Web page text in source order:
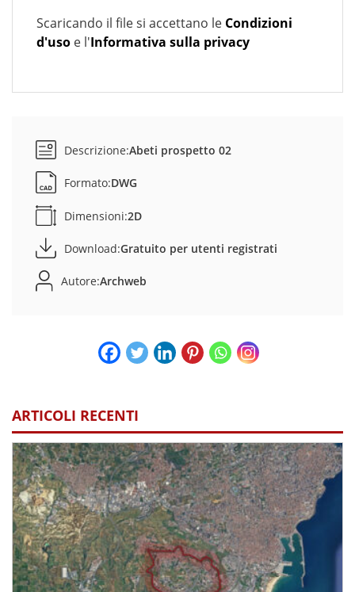
Scaricando il file si accettano le Condizioni
d'uso e l'Informativa sulla privacy
Descrizione:Abeti prospetto 02
Formato:DWG
Dimensioni:2D
Download:Gratuito per utenti registrati
Autore:Archweb
ARTICOLI RECENTI